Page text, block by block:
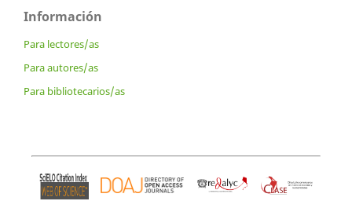
Información
Para lectores/as
Para autores/as
Para bibliotecarios/as